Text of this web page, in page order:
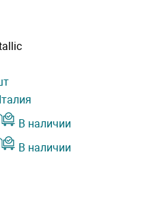
В наличии
В наличии